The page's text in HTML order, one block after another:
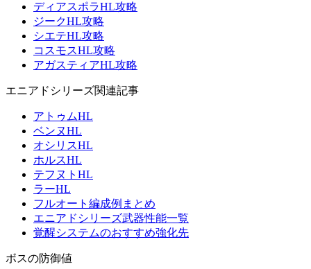
ディアスポラHL攻略
ジークHL攻略
シエテHL攻略
コスモスHL攻略
アガスティアHL攻略
エニアドシリーズ関連記事
アトゥムHL
ベンヌHL
オシリスHL
ホルスHL
テフヌトHL
ラーHL
フルオート編成例まとめ
エニアドシリーズ武器性能一覧
覚醒システムのおすすめ強化先
ボスの防御値